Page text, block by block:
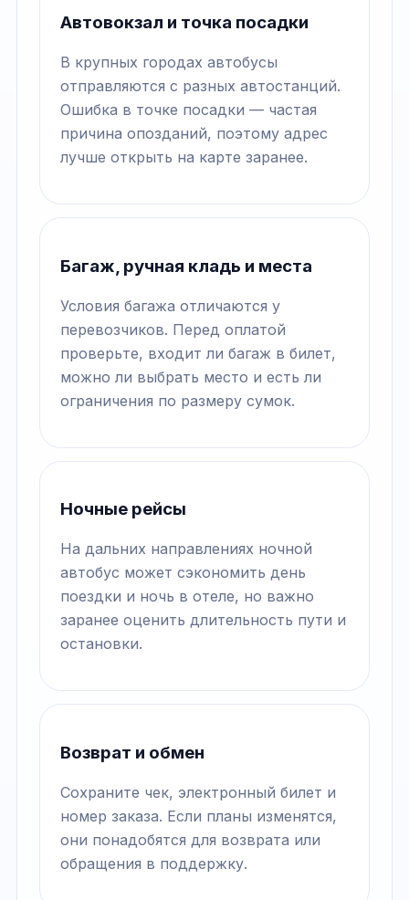
Автовокзал и точка посадки
В крупных городах автобусы
отправляются с разных автостанций.
Ошибка в точке посадки — частая
причина опозданий, поэтому адрес
лучше открыть на карте заранее.
Багаж, ручная кладь и места
Условия багажа отличаются у
перевозчиков. Перед оплатой
проверьте, входит ли багаж в билет,
можно ли выбрать место и есть ли
ограничения по размеру сумок.
Ночные рейсы
На дальних направлениях ночной
автобус может сэкономить день
поездки и ночь в отеле, но важно
заранее оценить длительность пути и
остановки.
Возврат и обмен
Сохраните чек, электронный билет и
номер заказа. Если планы изменятся,
они понадобятся для возврата или
обращения в поддержку.